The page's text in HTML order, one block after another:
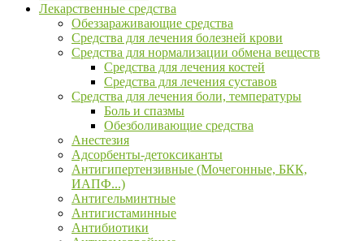
Лекарственные средства
Обеззараживающие средства
Средства для лечения болезней крови
Средства для нормализации обмена веществ
Средства для лечения костей
Средства для лечения суставов
Средства для лечения боли, температуры
Боль и спазмы
Обезболивающие средства
Анестезия
Адсорбенты-детоксиканты
Антигипертензивные (Мочегонные, БКК,
ИАПФ...)
Антигельминтные
Антигистаминные
Антибиотики